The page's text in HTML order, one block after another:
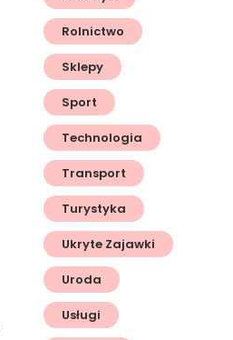
Rolnictwo
Sklepy
Sport
Technologia
Transport
Turystyka
Ukryte Zajawki
Uroda
Usługi